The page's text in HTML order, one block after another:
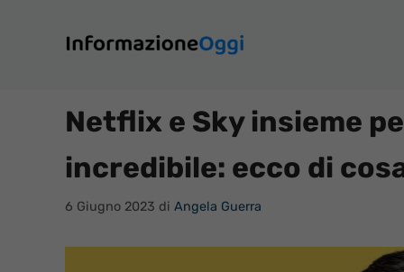
contenuto
Netflix e Sky insieme
incredibile: ecco di
6 Giugno 2023 di Angela Guerra